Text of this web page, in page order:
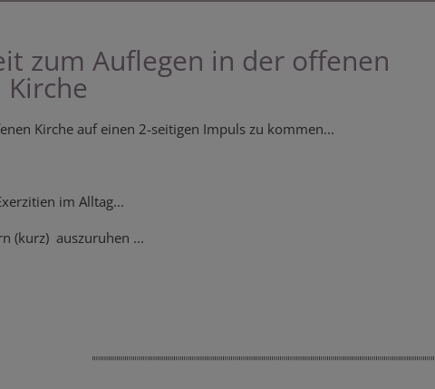
zum Auflegen in der offenen
Kirche
Kirche auf einen 2-seitigen Impuls zu kommen...
im Alltag...
(kurz) auszuruhen ...